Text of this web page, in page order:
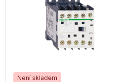
Není skladem